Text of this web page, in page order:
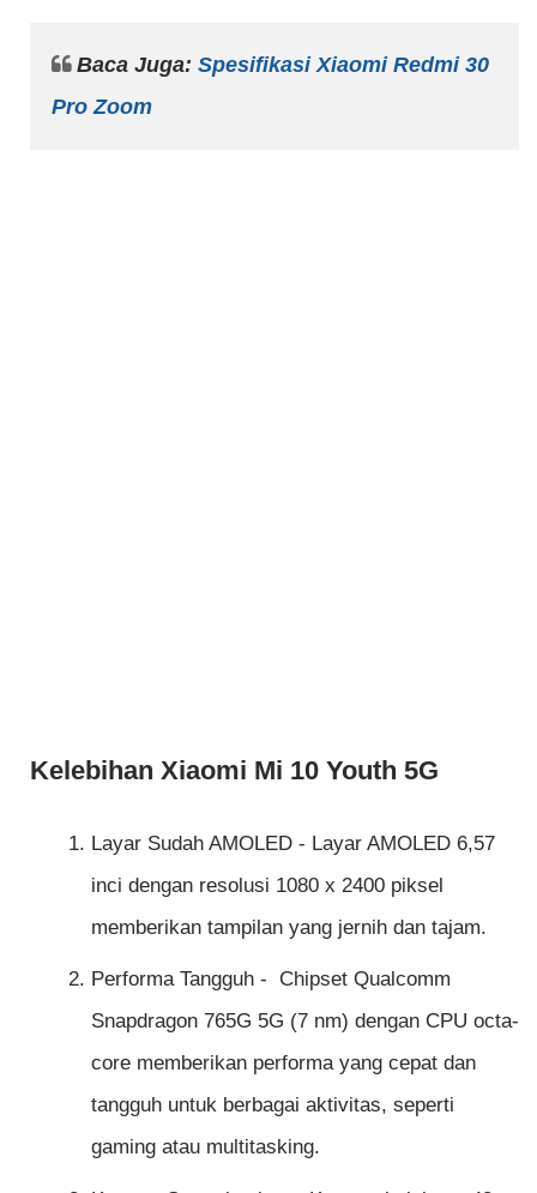
Baca Juga: Spesifikasi Xiaomi Redmi 30
Pro Zoom
Kelebihan Xiaomi Mi 10 Youth 5G
Layar Sudah AMOLED - Layar AMOLED 6,57
inci dengan resolusi 1080 x 2400 piksel
memberikan tampilan yang jernih dan tajam.
Performa Tangguh - Chipset Qualcomm
Snapdragon 765G 5G (7 nm) dengan CPU octa-
core memberikan performa yang cepat dan
tangguh untuk berbagai aktivitas, seperti
gaming atau multitasking.